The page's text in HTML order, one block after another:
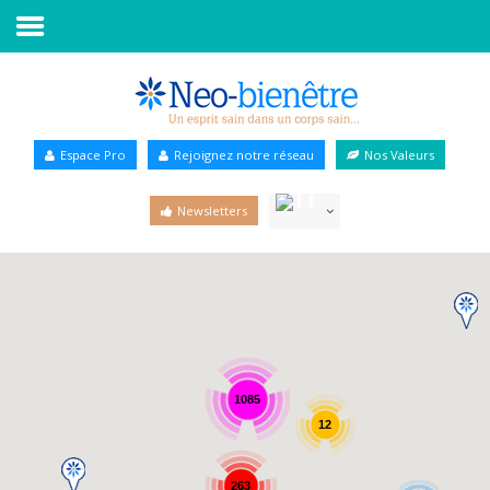
Annuaire Bien-être
Espace Pro Rejoignez notre réseau Nos Valeurs
Newsletters
1085
263
12